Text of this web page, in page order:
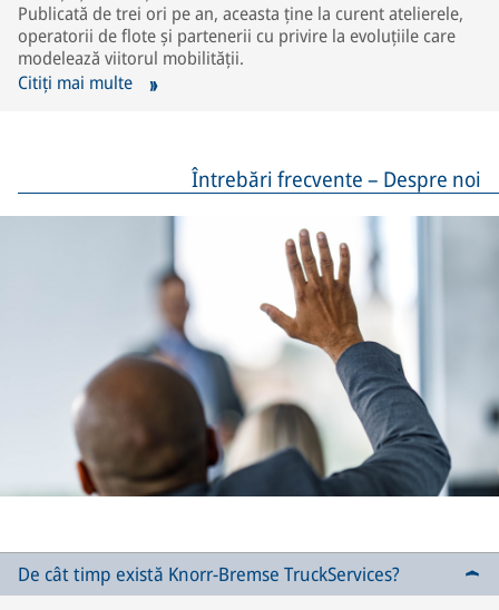
Publicată de trei ori pe an, aceasta ține la curent atelierele,
operatorii de flote și partenerii cu privire la evoluțiile care
modelează viitorul mobilității.
Citiți mai multe
Întrebări frecvente – Despre noi
De cât timp există Knorr-Bremse TruckServices?